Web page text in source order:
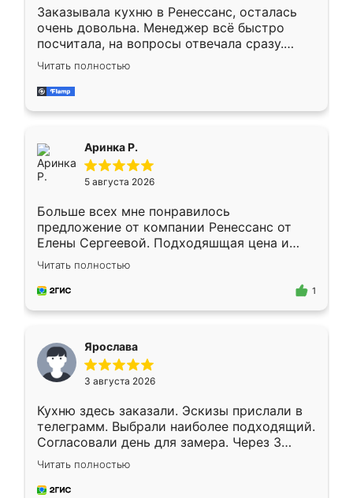
Заказывала кухню в Ренессанс, осталась
очень довольна. Менеджер всё быстро
посчитала, на вопросы отвечала сразу.
Замерщик приехал в субботу, подошёл к
делу со всей ответственностью. Собрали
за день, ребята работали аккуратно, даже
Читать полностью
Аринка Р.
5 августа 2026
Больше всех мне понравилось
предложение от компании Ренессанс от
Елены Сергеевой. Подходяшщая цена и
короткие сроки изготовления. Приехавший
для замера сотрудник Владислав
предложил по моему эскизу самый
Читать полностью
1
Ярослава
3 августа 2026
Кухню здесь заказали. Эскизы прислали в
телеграмм. Выбрали наиболее подходящий.
Согласовали день для замера. Через 3
недели кухня была уже готова. Остались
довольны работой. Спасибо Ренессанс
мебель за качественную работу!
Читать полностью